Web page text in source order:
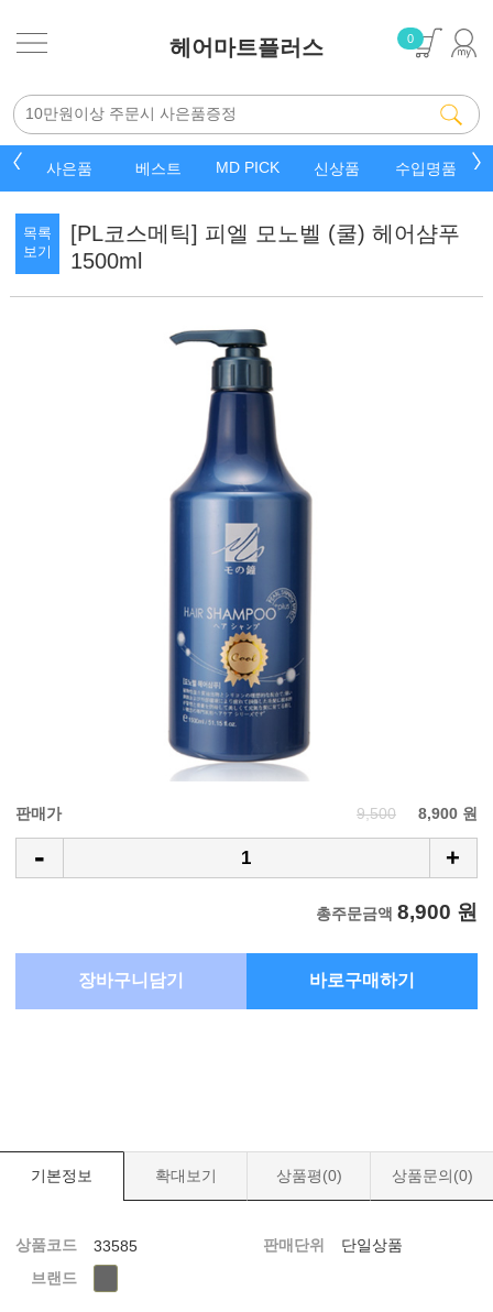
헤어마트플러스 0
사은품 베스트 MD PICK 신상품 수입명품
목록
보기
[PL코스메틱] 피엘 모노벨 (쿨) 헤어샴푸
1500ml
판매가 9,500 8,900 원
- +
총주문금액 8,900 원
장바구니담기 바로구매하기
기본정보 확대보기 상품평(0) 상품문의(0)
상품코드 33585 판매단위
단일상품
브랜드